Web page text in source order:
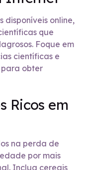
disponíveis online,
que
Foque em
científicas e
para obter
Ricos em
na perda de
por mais
Inclua cereais